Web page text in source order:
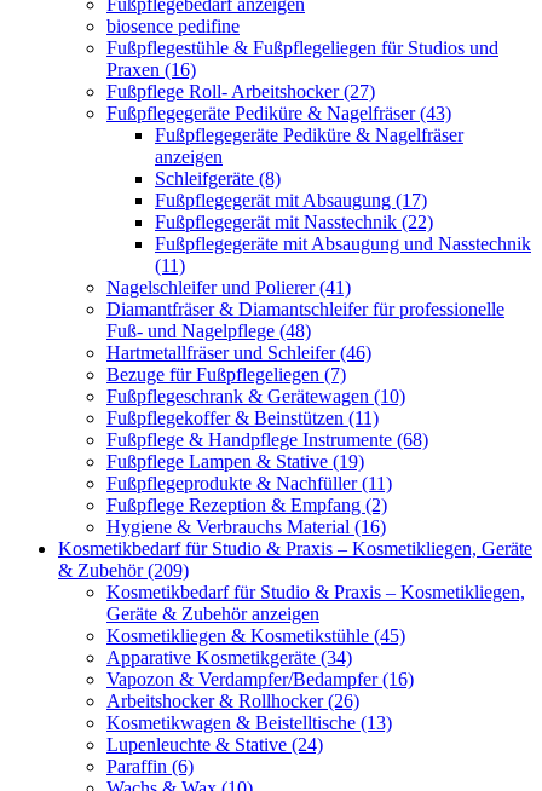
Fußpflegebedarf anzeigen
biosence pedifine
Fußpflegestühle & Fußpflegeliegen für Studios und
Praxen (16)
Fußpflege Roll- Arbeitshocker (27)
Fußpflegegeräte Pediküre & Nagelfräser (43)
Fußpflegegeräte Pediküre & Nagelfräser
anzeigen
Schleifgeräte (8)
Fußpflegegerät mit Absaugung (17)
Fußpflegegerät mit Nasstechnik (22)
Fußpflegegeräte mit Absaugung und Nasstechnik
(11)
Nagelschleifer und Polierer (41)
Diamantfräser & Diamantschleifer für professionelle
Fuß- und Nagelpflege (48)
Hartmetallfräser und Schleifer (46)
Bezuge für Fußpflegeliegen (7)
Fußpflegeschrank & Gerätewagen (10)
Fußpflegekoffer & Beinstützen (11)
Fußpflege & Handpflege Instrumente (68)
Fußpflege Lampen & Stative (19)
Fußpflegeprodukte & Nachfüller (11)
Fußpflege Rezeption & Empfang (2)
Hygiene & Verbrauchs Material (16)
Kosmetikbedarf für Studio & Praxis – Kosmetikliegen, Geräte
& Zubehör (209)
Kosmetikbedarf für Studio & Praxis – Kosmetikliegen,
Geräte & Zubehör anzeigen
Kosmetikliegen & Kosmetikstühle (45)
Apparative Kosmetikgeräte (34)
Vapozon & Verdampfer/Bedampfer (16)
Arbeitshocker & Rollhocker (26)
Kosmetikwagen & Beistelltische (13)
Lupenleuchte & Stative (24)
Paraffin (6)